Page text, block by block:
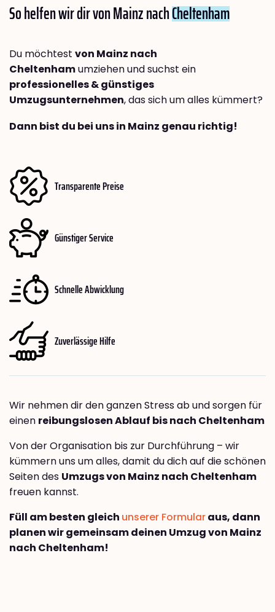
So helfen wir dir von Mainz nachCheltenham
Du möchtest von Mainz nach
Cheltenhamumziehen und suchst ein
professionelles & günstiges
Umzugsunternehmen, das sich um alles kümmert?
Dann bist du bei uns in Mainz genau richtig!
Transparente Preise
Günstiger Service
Schnelle Abwicklung
Zuverlässige Hilfe
Wir nehmen dir den ganzen Stress ab und sorgen für
einen reibungslosen Ablauf bis nach Cheltenham
Von der Organisation bis zur Durchführung – wir
kümmern uns um alles, damit du dich auf die schönen
Seiten des Umzugs von Mainz nach Cheltenham
freuen kannst.
Füll am besten gleich unserer Formularaus, dann
planen wir gemeinsam deinen Umzug von Mainz
nach Cheltenham!